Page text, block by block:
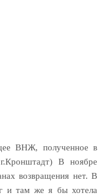
ВНЖ, полученное в
В ноябре
возвращения нет. В
и там же я бы хотела